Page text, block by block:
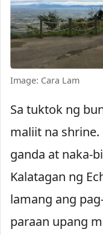
Image: Cara Lam
Sa tuktok ng
maliit na
ganda at naka-
Kalatagan ng
lamang ang
paraan upang